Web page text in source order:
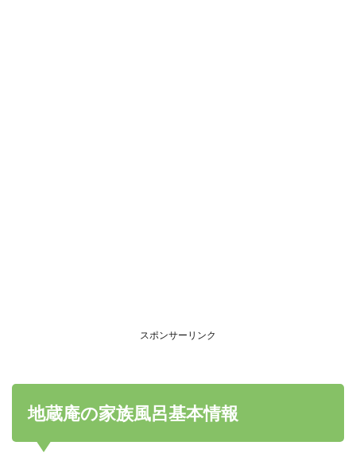
スポンサーリンク
地蔵庵の家族風呂基本情報